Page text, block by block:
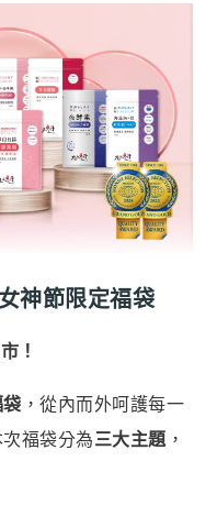
神節限定福袋
！
，從內而外呵護每一
福袋分為三大主題 ，